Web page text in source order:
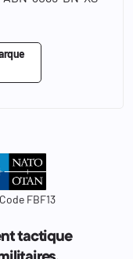
FBF13
tactique